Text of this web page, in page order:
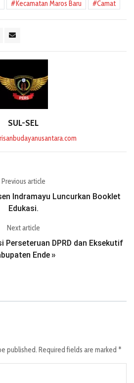
Kecamatan Maros Baru Camat
SUL-SEL
Previous article
Indramayu Luncurkan Booklet
Edukasi.
Next article
Perseteruan DPRD dan Eksekutif
Ende»
published. Required fields are marked *